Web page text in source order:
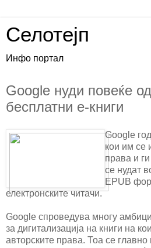
Селотејп
Инфо портал
Google нуди повеќе
бесплатни е-книги
Google
кои им се
права и
се нудат
EPUB
електронските читачи.
Google спроведува многу
за дигитализација на книги на
авторските права. Тоа се